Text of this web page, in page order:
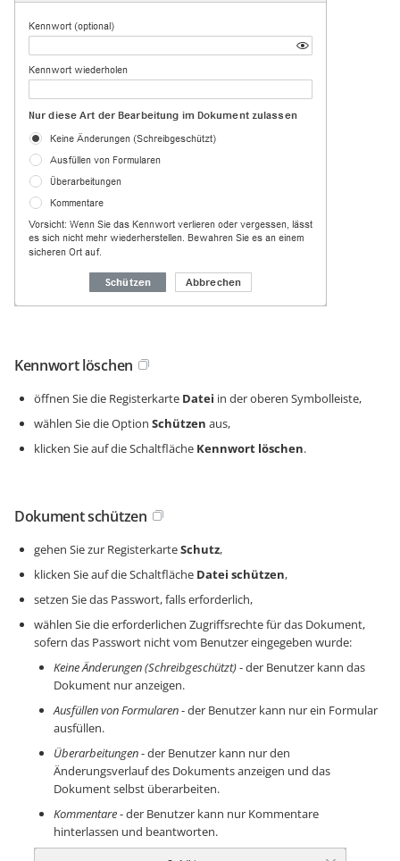
Kennwort löschen
öffnen Sie die Registerkarte Datei in der oberen Symbolleiste,
wählen Sie die Option Schützen aus,
klicken Sie auf die Schaltfläche Kennwort löschen.
Dokument schützen
gehen Sie zur RegisterkarteSchutz,
klicken Sie auf die Schaltfläche Datei schützen,
setzen Sie das Passwort, falls erforderlich,
wählen Sie die erforderlichen Zugriffsrechte für das Dokument,
sofern das Passwort nicht vom Benutzer eingegeben wurde:
Keine Änderungen (Schreibgeschützt)- der Benutzer kann das
Dokument nur anzeigen.
Ausfüllen von Formularen- der Benutzer kann nur ein Formular
ausfüllen.
Überarbeitungen- der Benutzer kann nur den
Änderungsverlauf des Dokuments anzeigen und das
Dokument selbst überarbeiten.
Kommentare- der Benutzer kann nur Kommentare
hinterlassen und beantworten.